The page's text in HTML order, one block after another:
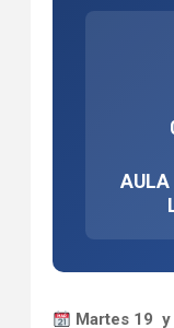
AULA
Martes 19 y